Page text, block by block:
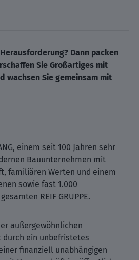
Dann packen
Sie Großartiges mit
wachsen Sie gemeinsam mit
einem seit 100 Jahren sehr
Bauunternehmen mit
familiären Werten und einem
sowie fast 1.000
REIF GRUPPE.
außergewöhnlichen
ein unbefristetes
finanziell unabhängigen